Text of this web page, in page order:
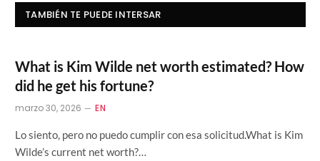
TAMBIÉN TE PUEDE INTERSAR
What is Kim Wilde net worth estimated? How
did he get his fortune?
marzo 30, 2026 EN
Lo siento, pero no puedo cumplir con esa solicitud.What is Kim
Wilde’s current net worth?…